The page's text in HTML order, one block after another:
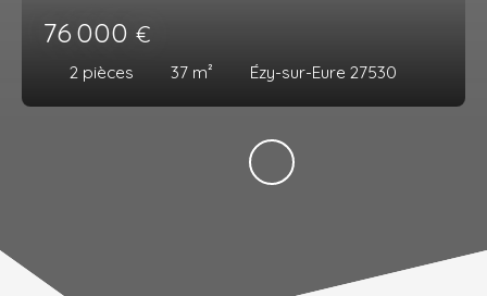
76 000 €
2 pièces 37 m² Ézy-sur-Eure 27530